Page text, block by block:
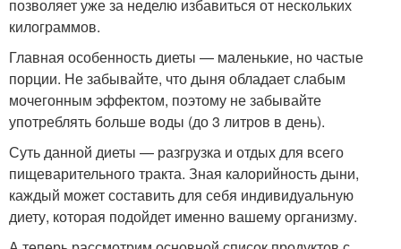
позволяет уже за неделю избавиться от нескольких
килограммов.
Главная особенность диеты — маленькие, но частые
порции. Не забывайте, что дыня обладает слабым
мочегонным эффектом, поэтому не забывайте
употреблять больше воды (до 3 литров в день).
Суть данной диеты — разгрузка и отдых для всего
пищеварительного тракта. Зная калорийность дыни,
каждый может составить для себя индивидуальную
диету, которая подойдет именно вашему организму.